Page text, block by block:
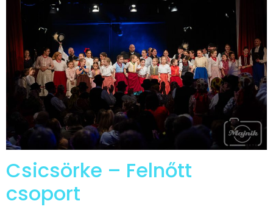
Csicsörke – Felnőtt
csoport